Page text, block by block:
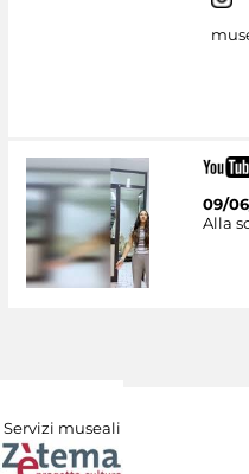
09/
Alla
Servizi museali